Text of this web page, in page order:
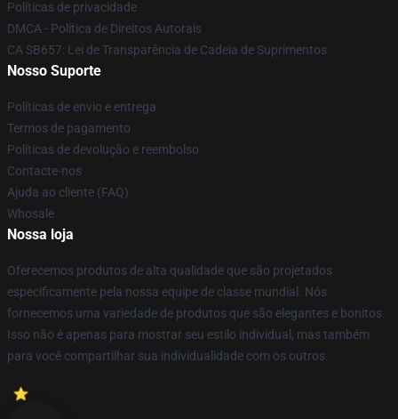
Políticas de privacidade
DMCA - Política de Direitos Autorais
CA SB657: Lei de Transparência de Cadeia de Suprimentos
Nosso Suporte
Políticas de envio e entrega
Termos de pagamento
Políticas de devolução e reembolso
Contacte-nos
Ajuda ao cliente (FAQ)
Whosale
Nossa loja
Oferecemos produtos de alta qualidade que são projetados
especificamente pela nossa equipe de classe mundial. Nós
fornecemos uma variedade de produtos que são elegantes e bonitos.
Isso não é apenas para mostrar seu estilo individual, mas também
para você compartilhar sua individualidade com os outros.